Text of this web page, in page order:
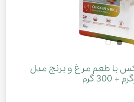
با طعم مرغ و برنج مدل